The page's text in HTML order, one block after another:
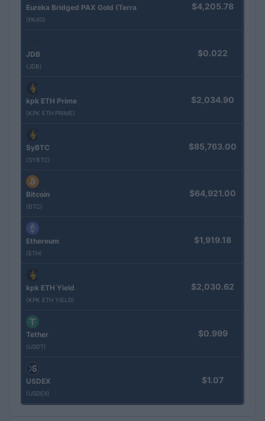
Eureka Bridged PAX Gold (Terra
(PAXG)
$4,205.78
JDB
(JDB)
$0.022
kpk ETH Prime
(KPK ETH PRIME)
$2,034.90
SyBTC
(SYBTC)
$85,763.00
Bitcoin
(BTC)
$64,921.00
Ethereum
(ETH)
$1,919.18
kpk ETH Yield
(KPK ETH YIELD)
$2,030.62
Tether
(USDT)
$0.999
USDEX
(USDEX)
$1.07